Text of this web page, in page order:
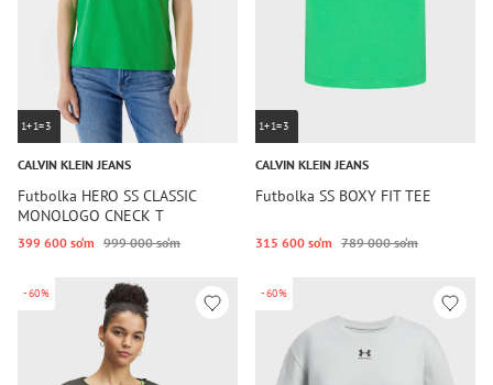
1+1=3
CALVIN KLEIN JEANS
Futbolka HERO SS CLASSIC
MONOLOGO CNECK T
399 600 so‘m 999 000 so‘m
1+1=3
CALVIN KLEIN JEANS
Futbolka SS BOXY FIT TEE
315 600 so‘m 789 000 so‘m
-60% -60%